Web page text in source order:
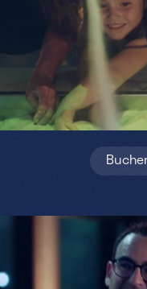
Projekte
Jobs
reception@science-
1, rue
4573